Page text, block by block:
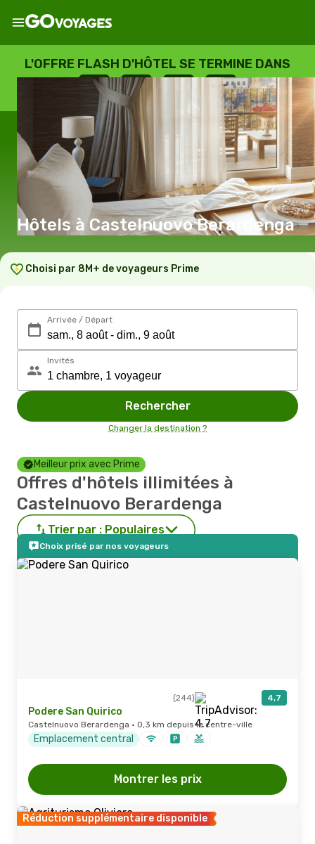
L'OFFRE FLASH D'HÔTEL SE TERMINE DANS
--
JOURS
: --
HEURES
: --
SECONDES
Hôtels à Castelnuovo Berardenga
Choisi par 8M+ de voyageurs Prime
Arrivée / Départ
Invités
Rechercher
Changer la destination ?
Meilleur prix avec Prime
Offres d'hôtels illimitées à
Castelnuovo Berardenga
Trier par : Populaires
Choix prisé par nos voyageurs
(244) 4,7
Podere San Quirico
Castelnuovo Berardenga · 0,3 km depuis le centre-ville
Emplacement central
Montrer les prix
Réduction supplémentaire disponible